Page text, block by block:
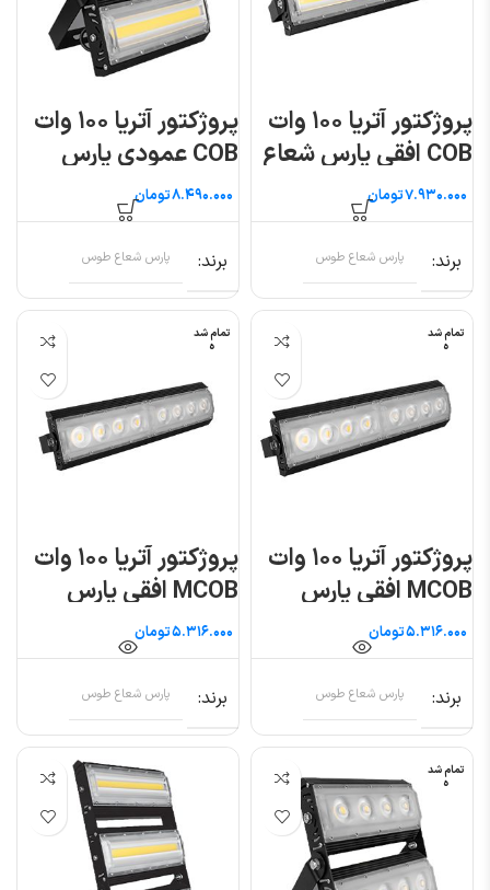
پروژکتور آتریا ۱۰۰ وات
COB افقی پارس شعاع
توس
تومان
برند پارس شعاع طوس
پروژکتور آتریا ۱۰۰ وات
COB عمودی پارس
شعاع توس
تومان
برند پارس شعاع طوس
تمام شد
ه
پروژکتور آتریا ۱۰۰ وات
MCOB افقی پارس
شعاع توس
تومان
برند پارس شعاع طوس
تمام شد
ه
پروژکتور آتریا ۱۰۰ وات
MCOB افقی پارس
شعاع توس
تومان
برند پارس شعاع طوس
تمام شد
ه